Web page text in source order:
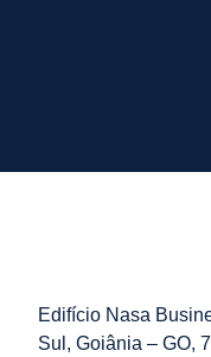
Edifício Nasa
Sul, Goiânia – GO,